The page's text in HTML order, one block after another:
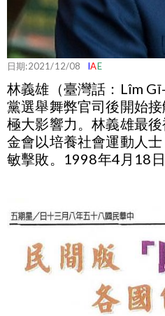
日期:2021/12/08 IAE
林義雄（臺灣話：Lîm
黨選舉舞弊官司後開始
極大影響力。林義雄最
金會以培養社會運動人
敏擊敗。1998年4月18